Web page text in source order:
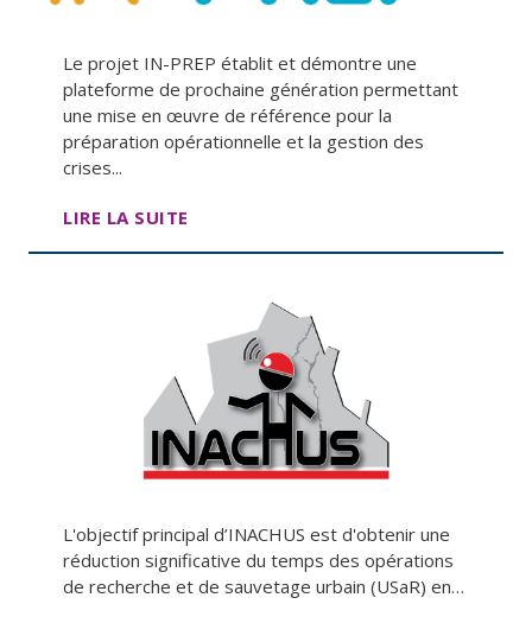
Le projet IN-PREP établit et démontre une
plateforme de prochaine génération permettant
une mise en œuvre de référence pour la
préparation opérationnelle et la gestion des
crises...
LIRE LA SUITE
L'objectif principal d’INACHUS est d'obtenir une
réduction significative du temps des opérations
de recherche et de sauvetage urbain (USaR) en…